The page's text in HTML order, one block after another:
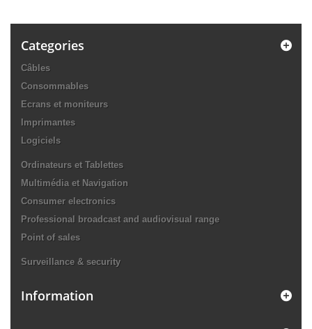
Categories
Câbles
Consommables
Ecrans et moniteurs
Imprimantes
Logiciels
Ordinateurs et Tablettes
Multimédia et Navigation
Consumer electronics
Professional broadcast and audiovisual range
Point of sales
Surveillance & security
Information